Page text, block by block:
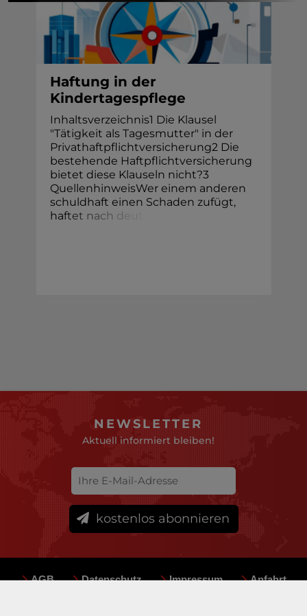
Haftung in der
Kindertagespflege
Inhaltsverzeichnis1 Die Klausel
"Tätigkeit als Tagesmutter" in der
Privathaftpflichtversicherung2 Die
bestehende Haftpflichtversicherung
bietet diese Klauseln nicht?3
QuellenhinweisWer einem anderen
schuldhaft einen Schaden zufügt,
haftet nach de
NEWSLETTER
Aktuell informiert bleiben!
kostenlos abonnieren
AGB Datenschutz Impressum
Anfahrt